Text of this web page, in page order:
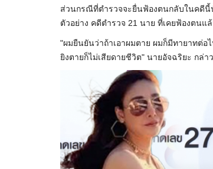
ส่วนกรณีที่ตำรวจจะยื่นฟ้องตนกลับในคดีนี้
ตัวอย่าง คดีตำรวจ 21 นาย ที่เคยฟ้องตน
"ผมยืนยันว่าถ้าเอาผมตาย ผมก็มีทายาทต่อ
ยิงตายก็ไม่เสียดายชีวิต" นายอัจฉริยะ กล่าว